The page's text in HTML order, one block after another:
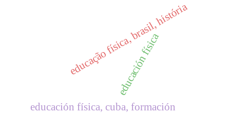
educación física
educación física, cuba, formación
educação física, brasil, história